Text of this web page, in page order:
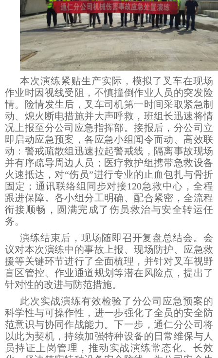
本次演练紧贴生产实际，模拟了叉车在现场
作业时因视线受阻，不慎撞倒作业人员的突发险
情。险情发生后，叉车司机第一时间采取紧急制
动、熄火断电措施并大声呼救，班组长迅速将情
况上报至分公司应急指挥部。接报后，分公司立
即启动应急预案，各应急小组闻令而动、高效联
动：警戒疏散组迅速拉起警戒线，隔离事故现场
并有序疏导周边人员；医疗救护组携带急救设备
火速抵达，对“伤员”进行专业的止血包扎与骨折
固定；通讯联络组同步对接120急救中心，全程
跟进保障。各小组分工明确、配合紧密，全流程
衔接顺畅，圆满完成了伤员救治与安全转运任
务。
演练结束后，现场随即召开复盘总结会。会
议对本次演练中的事故上报、现场防护、应急救
援等关键环节进行了全面梳理，并针对叉车视野
盲区管控、作业通道规划等潜在风险点，提出了
针对性的改进与防范措施。
此次实战演练有效检验了分公司应急预案的
科学性与可操作性，进一步强化了全员的安全防
范意识与协同作战能力。下一步，通仁分公司将
以此为契机，持续加强特种设备的日常维保与人
员持证上岗管理，推动实战演练常态化、长效